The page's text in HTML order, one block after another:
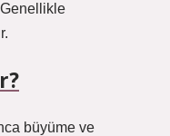
Genellikle
büyüme ve